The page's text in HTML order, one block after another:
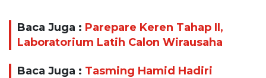
Baca Juga : Parepare Keren Tahap II,
Laboratorium Latih Calon Wirausaha
Baca Juga : Tasming Hamid Hadiri